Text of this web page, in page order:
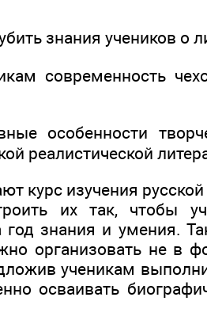
знания учеников о
реалистической
курс изучения
их так, чтобы
знания и умения.
организовать не в
ученикам
осваивать